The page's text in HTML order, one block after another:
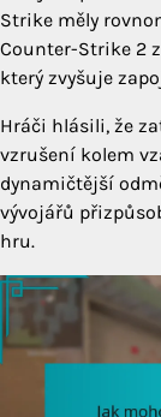
Strike měly
Counter-Strike 2
který zvyšuje
Hráči hlásili, že
vzrušení kolem
dynamičtější
vývojářů
hru.